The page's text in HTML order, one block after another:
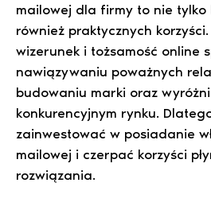
mailowej dla firmy to nie tylko
również praktycznych
wizerunek i tożsamość online
nawiązywaniu poważnych
budowaniu marki oraz
konkurencyjnym rynku.
zainwestować w posiadanie
mailowej i czerpać korzyści
rozwiązania.